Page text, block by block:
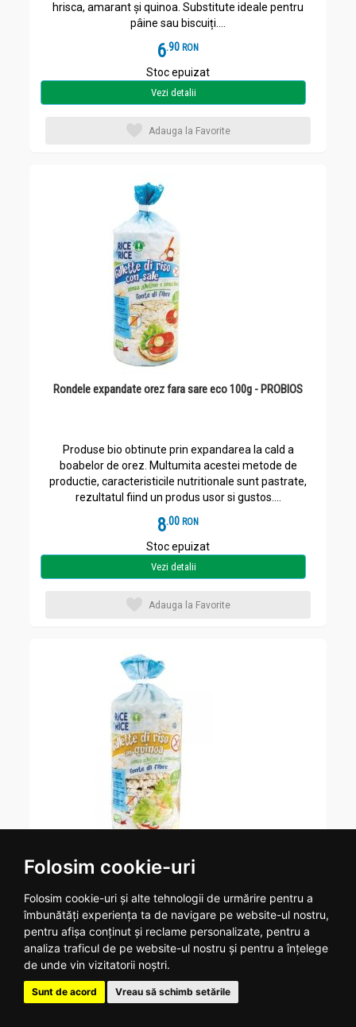
Folosim cookie-uri
Folosim cookie-uri și alte tehnologii de urmărire pentru a
îmbunătăți experiența ta de navigare pe website-ul nostru,
pentru afișa conținut și reclame personalizate, pentru a
analiza traficul de pe website-ul nostru și pentru a înțelege
de unde vin vizitatorii noștri.
Sunt de acord Vreau să schimb setările
hrisca, amarant și quinoa. Substitute ideale pentru
pâine sau biscuiți....
6.9 RON
Stoc epuizat
Vezi detalii
Adauga la Favorite
Rondele expandate orez fara sare eco 100g - PROBIOS
Produse bio obtinute prin expandarea la cald a
boabelor de orez. Multumita acestei metode de
productie, caracteristicile nutritionale sunt pastrate,
rezultatul fiind un produs usor si gustos....
8.0 RON
Stoc epuizat
Vezi detalii
Adauga la Favorite
Rondele expandate orez quinoa cu sare eco 100g -
PROBIOS
Produse bio obtinute prin expandarea la cald a
boabelor de orez. Multumita acestei metode de
productie, caracteristicile nutritionale sunt pastrate,
rezultatul fiind un produs usor si gustos....
10.2 RON